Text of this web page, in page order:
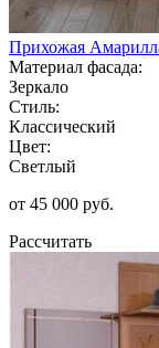
Прихожая
Материал фасада:
Зеркало
Стиль:
Классический
Цвет:
Светлый
от 45 000 руб.
Рассчитать